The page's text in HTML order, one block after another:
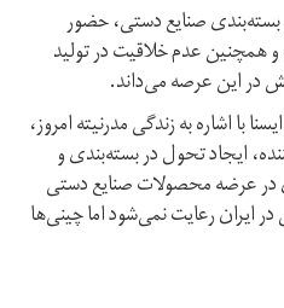
صنایع دستی، حضور
همچنین عدم خلاقیت در تولید
در این عرصه می‌داند.
با اشاره به زندگی مدرنیته امروز،
ایجاد تحول در بسته‌بندی و
در عرضه محصولات صنایع دستی
ایران رعایت نمی‌شود اما چینی‌ها